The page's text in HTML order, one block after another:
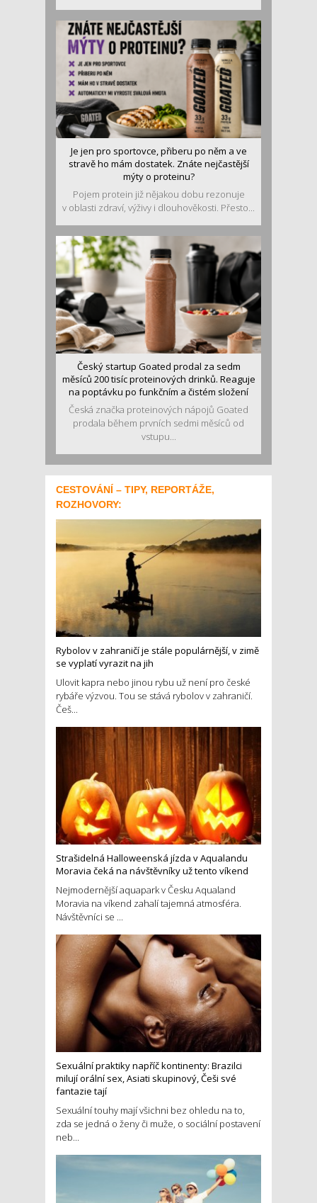
Je jen pro sportovce, přiberu po něm a ve
stravě ho mám dostatek. Znáte nejčastější
mýty o proteinu?
Pojem protein již nějakou dobu rezonuje
v oblasti zdraví, výživy i dlouhověkosti. Přesto...
Český startup Goated prodal za sedm
měsíců 200 tisíc proteinových drinků. Reaguje
na poptávku po funkčním a čistém složení
Česká značka proteinových nápojů Goated
prodala během prvních sedmi měsíců od
vstupu...
CESTOVÁNÍ – TIPY, REPORTÁŽE,
ROZHOVORY:
Rybolov v zahraničí je stále populárnější, v zimě
se vyplatí vyrazit na jih
Ulovit kapra nebo jinou rybu už není pro české
rybáře výzvou. Tou se stává rybolov v zahraničí.
Češ...
Strašidelná Halloweenská jízda v Aqualandu
Moravia čeká na návštěvníky už tento víkend
Nejmodernější aquapark v Česku Aqualand
Moravia na víkend zahalí tajemná atmosféra.
Návštěvníci se ...
Sexuální praktiky napříč kontinenty: Brazilci
milují orální sex, Asiati skupinový, Češi své
fantazie tají
Sexuální touhy mají všichni bez ohledu na to,
zda se jedná o ženy či muže, o sociální postavení
neb...